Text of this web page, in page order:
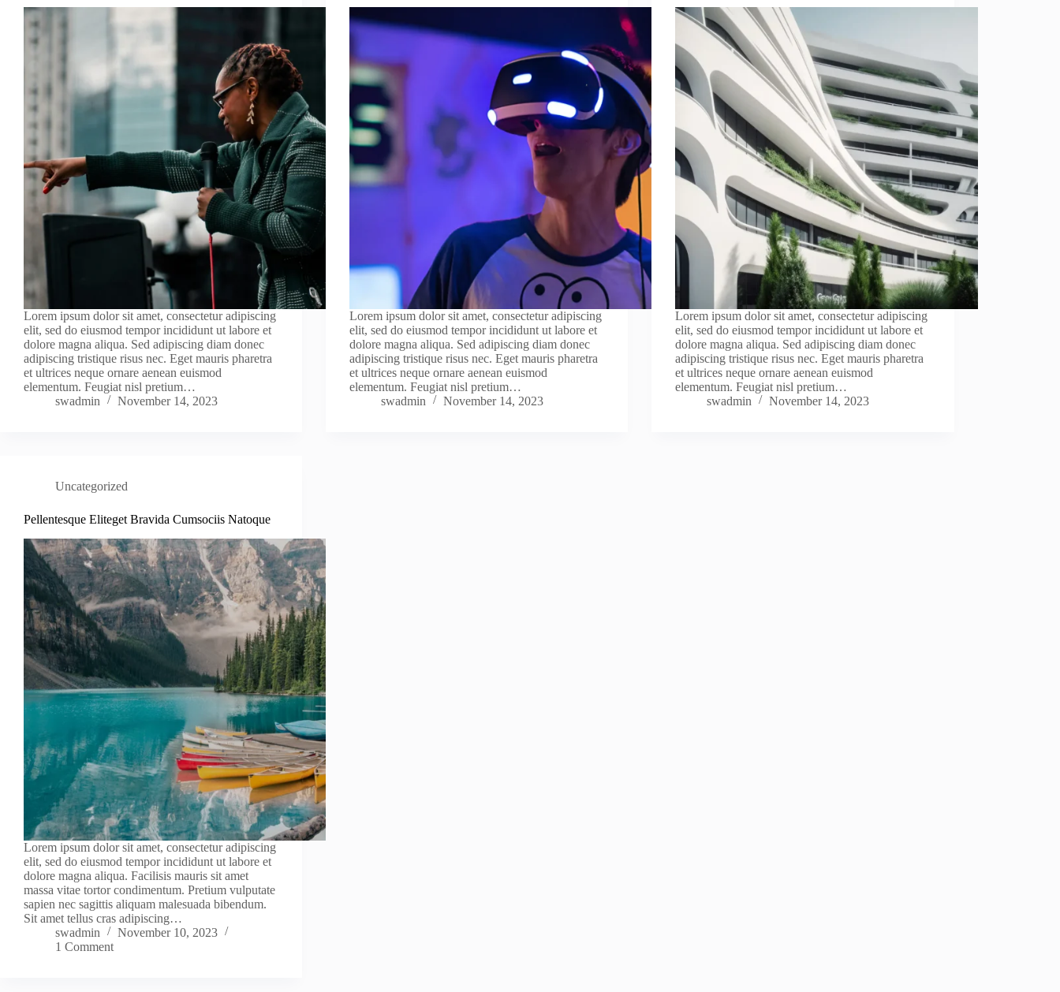
Lorem ipsum dolor sit amet, consectetur adipiscing
elit, sed do eiusmod tempor incididunt ut labore et
dolore magna aliqua. Sed adipiscing diam donec
adipiscing tristique risus nec. Eget mauris pharetra
et ultrices neque ornare aenean euismod
elementum. Feugiat nisl pretium…
swadmin
November 14, 2023
Lorem ipsum dolor sit amet, consectetur adipiscing
elit, sed do eiusmod tempor incididunt ut labore et
dolore magna aliqua. Sed adipiscing diam donec
adipiscing tristique risus nec. Eget mauris pharetra
et ultrices neque ornare aenean euismod
elementum. Feugiat nisl pretium…
swadmin
November 14, 2023
Lorem ipsum dolor sit amet, consectetur adipiscing
elit, sed do eiusmod tempor incididunt ut labore et
dolore magna aliqua. Sed adipiscing diam donec
adipiscing tristique risus nec. Eget mauris pharetra
et ultrices neque ornare aenean euismod
elementum. Feugiat nisl pretium…
swadmin
November 14, 2023
Uncategorized
Pellentesque Eliteget Bravida Cumsociis Natoque
Lorem ipsum dolor sit amet, consectetur adipiscing
elit, sed do eiusmod tempor incididunt ut labore et
dolore magna aliqua. Facilisis mauris sit amet
massa vitae tortor condimentum. Pretium vulputate
sapien nec sagittis aliquam malesuada bibendum.
Sit amet tellus cras adipiscing…
swadmin
November 10, 2023
1 Comment